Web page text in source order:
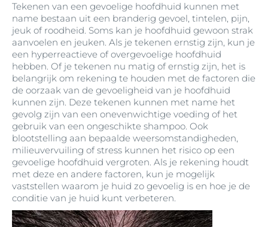
Tekenen van een gevoelige hoofdhuid kunnen met
name bestaan uit een branderig gevoel, tintelen, pijn,
jeuk of roodheid. Soms kan je hoofdhuid gewoon strak
aanvoelen en jeuken. Als je tekenen ernstig zijn, kun je
een hyperreactieve of overgevoelige hoofdhuid
hebben. Of je tekenen nu matig of ernstig zijn, het is
belangrijk om rekening te houden met de factoren die
de oorzaak van de gevoeligheid van je hoofdhuid
kunnen zijn. Deze tekenen kunnen met name het
gevolg zijn van een onevenwichtige voeding of het
gebruik van een ongeschikte shampoo. Ook
blootstelling aan bepaalde weersomstandigheden,
milieuvervuiling of stress kunnen het risico op een
gevoelige hoofdhuid vergroten. Als je rekening houdt
met deze en andere factoren, kun je mogelijk
vaststellen waarom je huid zo gevoelig is en hoe je de
conditie van je huid kunt verbeteren.